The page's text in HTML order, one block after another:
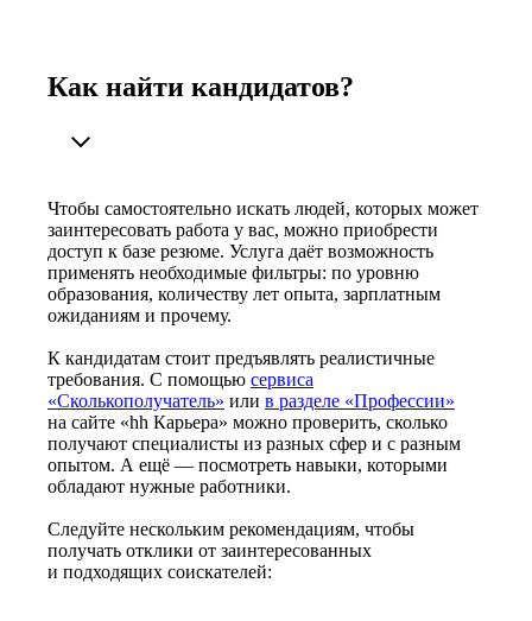
Как найти кандидатов?
Чтобы самостоятельно искать людей, которых может
заинтересовать работа у вас, можно приобрести
доступ к базе резюме. Услуга даёт возможность
применять необходимые фильтры: по уровню
образования, количеству лет опыта, зарплатным
ожиданиям и прочему.
К кандидатам стоит предъявлять реалистичные
требования. С помощью сервиса
«Сколькополучатель» или в разделе «Профессии»
на сайте «hh Карьера» можно проверить, сколько
получают специалисты из разных сфер и с разным
опытом. А ещё — посмотреть навыки, которыми
обладают нужные работники.
Следуйте нескольким рекомендациям, чтобы
получать отклики от заинтересованных
и подходящих соискателей: